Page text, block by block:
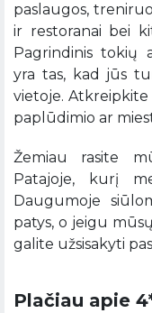
paslaugos,
ir restoranai bei
Pagrindinis tokių
yra tas, kad jūs
vietoje.
paplūdimio ar
Žemiau rasite
Patajoje, kurį
Daugumoje
patys, o jeigu
galite užsisakyti
Plačiau apie